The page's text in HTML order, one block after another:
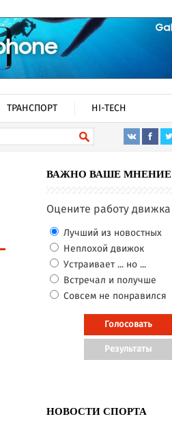
ТРАНСПОРТ HI-TECH
ВАЖНО ВАШЕ МНЕНИЕ
Оцените работу движка
Лучший из новостных
Неплохой движок
Устраивает ... но ...
Встречал и получше
Совсем не понравился
НОВОСТИ СПОРТА